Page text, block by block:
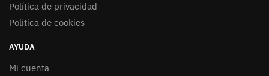
Política de privacidad
Política de cookies
AYUDA
Mi cuenta